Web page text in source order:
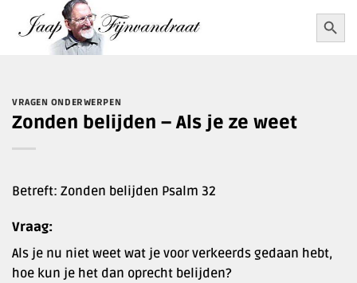
naar
Zoek
naar:
VRAGEN ONDERWERPEN
Zonden belijden – Als je ze weet
Betreft: Zonden belijden Psalm 32
Vraag:
Als je nu niet weet wat je voor verkeerds gedaan hebt,
hoe kun je het dan oprecht belijden?